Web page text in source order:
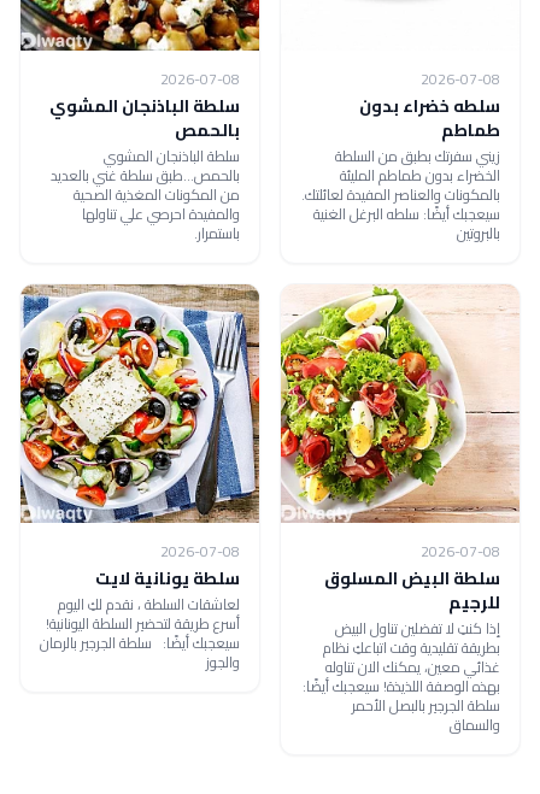
2026-07-08
سلطه خضراء بدون
طماطم
زيني سفرتك بطبق من السلطة
الخضراء بدون طماطم المليئة
بالمكونات والعناصر المفيدة لعائلتك.
سيعجبك أيضًا: سلطه البرغل الغنية
بالبروتين
2026-07-08
سلطة الباذنجان المشوي
بالحمص
سلطة الباذنجان المشوي
بالحمص...طبق سلطة غني بالعديد
من المكونات المغذية الصحية
والمفيدة احرصي علي تناولها
باستمرار.
2026-07-08
سلطة البيض المسلوق
للرجيم
إذا كنتِ لا تفضلين تناول البيض
بطريقة تقليدية وقت اتباعكِ نظام
غذائي معين، يمكنك الان تناوله
بهذه الوصفة اللذيذة! سيعجبك أيضًا:
سلطة الجرجير بالبصل الأحمر
والسماق
2026-07-08
سلطة يونانية لايت
لعاشقات السلطة ، نقدم لكِ اليوم
أسرع طريقة لتحضير السلطة اليونانية!
سيعجبك أيضًا: سلطة الجرجير بالرمان
والجوز